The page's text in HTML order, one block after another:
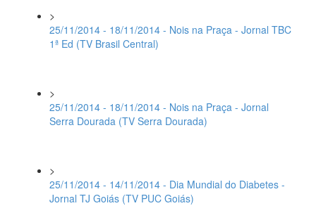
>
25/11/2014 - 18/11/2014 - Nois na Praça - Jornal TBC
1ª Ed (TV Brasil Central)
>
25/11/2014 - 18/11/2014 - Nois na Praça - Jornal
Serra Dourada (TV Serra Dourada)
>
25/11/2014 - 14/11/2014 - Dia Mundial do Diabetes -
Jornal TJ Goiás (TV PUC Goiás)